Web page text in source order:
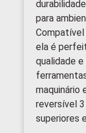
para
ela é
qualidade
maquinário
reversível
superiores